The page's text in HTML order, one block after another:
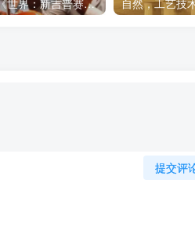
艺术纪录片《世界：新吉普赛之王 This World: The New Gypsy Kings》下载
提交评